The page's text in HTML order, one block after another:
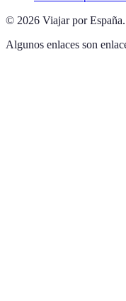
© 2026 Viajar por España.
Algunos enlaces son